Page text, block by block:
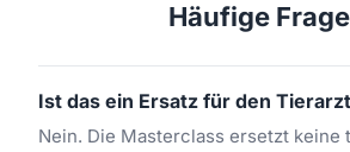
Häufige
Ist das ein Ersatz für den
Nein. Die Masterclass ersetzt keine